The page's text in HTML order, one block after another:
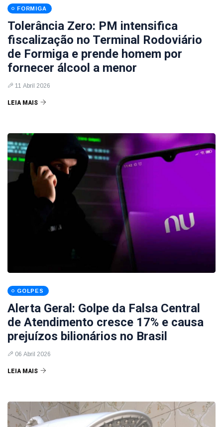
FORMIGA
Tolerância Zero: PM intensifica
fiscalização no Terminal Rodoviário
de Formiga e prende homem por
fornecer álcool a menor
11 Abril 2026
LEIA MAIS
GOLPES
Alerta Geral: Golpe da Falsa Central
de Atendimento cresce 17% e causa
prejuízos bilionários no Brasil
06 Abril 2026
LEIA MAIS